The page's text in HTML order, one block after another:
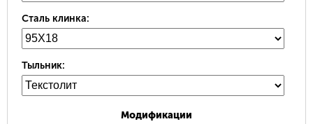
Сталь клинка:
Тыльник:
Модификации